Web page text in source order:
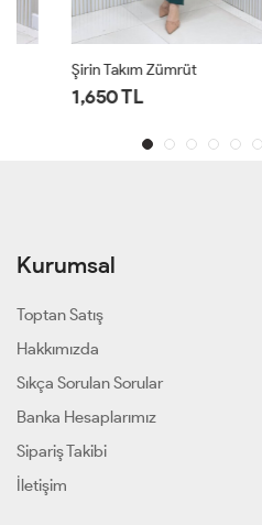
Şirin Takım Zümrüt
1,650 TL
Kurumsal
Toptan Satış
Hakkımızda
Sıkça Sorulan Sorular
Banka Hesaplarımız
Sipariş Takibi
İletişim